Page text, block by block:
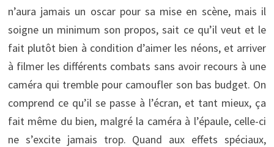
n’aura jamais un oscar pour sa mise en scène, mais il
soigne un minimum son propos, sait ce qu’il veut et le
fait plutôt bien à condition d’aimer les néons, et arriver
à filmer les différents combats sans avoir recours à une
caméra qui tremble pour camoufler son bas budget. On
comprend ce qu’il se passe à l’écran, et tant mieux, ça
fait même du bien, malgré la caméra à l’épaule, celle-ci
ne s’excite jamais trop. Quand aux effets spéciaux,